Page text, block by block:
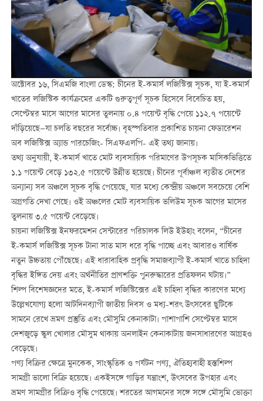
অক্টোবর ১৬, সিএমজি বাংলা ডেস্ক: চীনের ই-কমার্স লজিস্টিক্স সূচক, যা ই-কমার্স
খাতের লজিস্টিক কার্যক্রমের একটি গুরুত্বপূর্ণ সূচক হিসেবে বিবেচিত হয়,
সেপ্টেম্বর মাসে আগের মাসের তুলনায় ০.৪ পয়েন্ট বৃদ্ধি পেয়ে ১১২.৭ পয়েন্টে
দাঁড়িয়েছে—যা চলতি বছরের সর্বোচ্চ। বৃহস্পতিবার প্রকাশিত চায়না ফেডারেশন
অব লজিস্টিক্স অ্যান্ড পারচেজিং- সিএফএলপি- এই তথ্য জানায়।
তথ্য অনুযায়ী, ই-কমার্স খাতে মোট ব্যবসায়িক পরিমাণের উপসূচক মাসিকভিত্তিতে
১.১ পয়েন্ট বেড়ে ১৩২.৫ পয়েন্টে উন্নীত হয়েছে। চীনের পূর্বাঞ্চল ব্যতীত দেশের
অন্যান্য সব অঞ্চলে সূচক বৃদ্ধি পেয়েছে, যার মধ্যে কেন্দ্রীয় অঞ্চলে সবচেয়ে বেশি
অগ্রগতি দেখা গেছে। ওই অঞ্চলের মোট ব্যবসায়িক ভলিউম সূচক আগের মাসের
তুলনায় ৩.৫ পয়েন্ট বেড়েছে।
চায়না লজিস্টিক্স ইনফরমেশন সেন্টারের পরিচালক লিউ ইউহাং বলেন, “চীনের
ই-কমার্স লজিস্টিক্স সূচক টানা সাত মাস ধরে বৃদ্ধি পাচ্ছে এবং আবারও বার্ষিক
নতুন উচ্চতায় পৌঁছেছে। এই ধারাবাহিক প্রবৃদ্ধি সমাজব্যাপী ই-কমার্স খাতে চাহিদা
বৃদ্ধির ইঙ্গিত দেয় এবং অর্থনীতির প্রাণশক্তি পুনরুদ্ধারের প্রতিফলন ঘটায়।”
শিল্প বিশেষজ্ঞদের মতে, ই-কমার্স লজিস্টিক্সের এই চাহিদা বৃদ্ধির কারণের মধ্যে
উল্লেখযোগ্য হলো আটদিনব্যাপী জাতীয় দিবস ও মধ্য-শরৎ উৎসবের ছুটিকে
সামনে রেখে ভ্রমণ প্রস্তুতি এবং মৌসুমি কেনাকাটা। পাশাপাশি সেপ্টেম্বর মাসে
দেশজুড়ে স্কুল খোলার মৌসুম থাকায় অনলাইন কেনাকাটায় জনসাধারণের আগ্রহও
বেড়েছে।
পণ্য বিক্রির ক্ষেত্রে মুনকেক, সাংস্কৃতিক ও পর্যটন পণ্য, ঐতিহ্যবাহী হস্তশিল্প
সামগ্রী ভালো বিক্রি হয়েছে। একইসঙ্গে গাড়ির যন্ত্রাংশ, উৎসবের উপহার এবং
ভ্রমণ সামগ্রীর বিক্রিও বৃদ্ধি পেয়েছে। শরতের আগমনের সঙ্গে সঙ্গে মৌসুমি ভোক্তা